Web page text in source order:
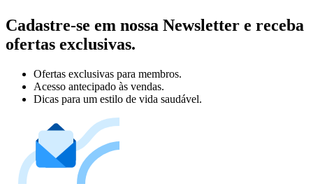
Cadastre-se em nossa Newsletter e receba
ofertas exclusivas.
Ofertas exclusivas para membros.
Acesso antecipado às vendas.
Dicas para um estilo de vida saudável.